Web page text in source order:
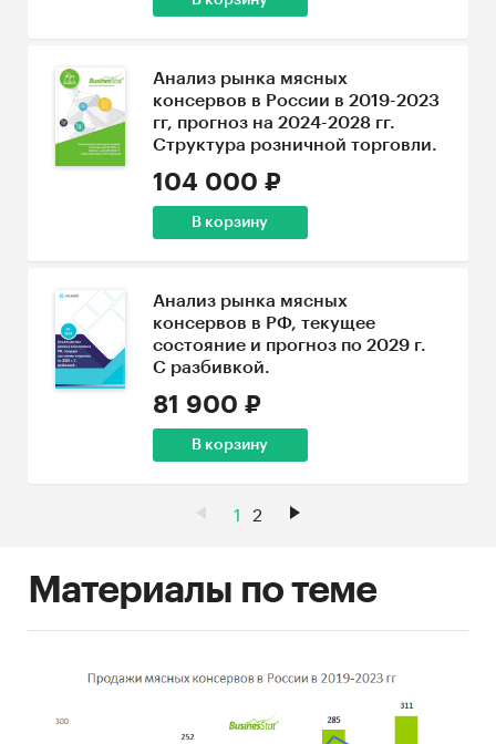
Анализ рынка мясных
консервов в России в 2019-2023
гг, прогноз на 2024-2028 гг.
Структура розничной торговли.
104 000 ₽
В корзину
Анализ рынка мясных
консервов в РФ, текущее
состояние и прогноз по 2029 г.
С разбивкой.
81 900 ₽
В корзину
1 2
Материалы по теме